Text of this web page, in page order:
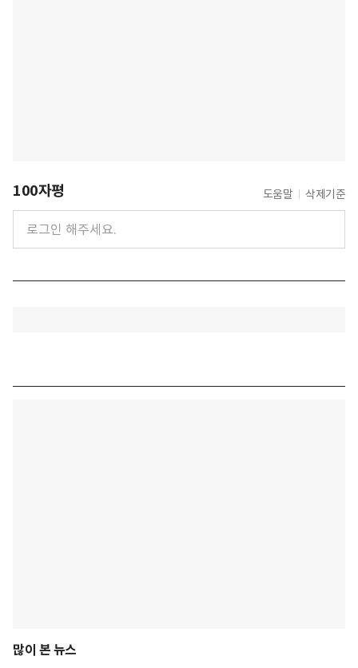
100자평 도움말 삭제기준
많이 본 뉴스